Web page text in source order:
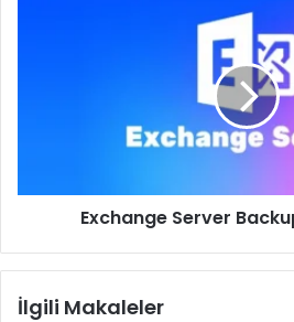
Exchange Server
İlgili Makaleler